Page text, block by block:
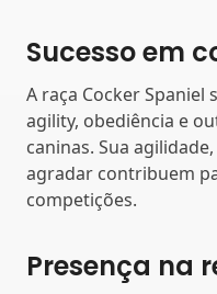
Sucesso em
A raça Cocker Spaniel
agility, obediência e
caninas. Sua
agradar contribuem
competições.
Presença na